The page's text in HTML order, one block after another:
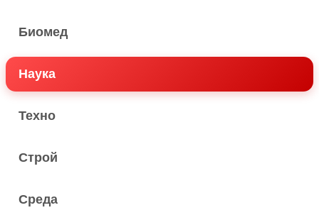
Биомед
Наука
Техно
Строй
Среда